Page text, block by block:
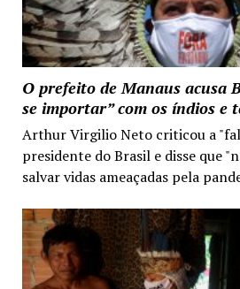
O prefeito de Manaus acusa
se importar” com os índios e
Arthur Virgilio Neto criticou a
presidente do Brasil e disse que
salvar vidas ameaçadas pela